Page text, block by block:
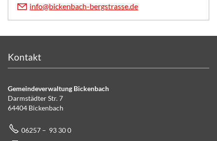
info@bickenbach-bergstrasse.de
Kontakt
Gemeindeverwaltung Bickenbach
Darmstädter Str. 7
64404 Bickenbach
06257 – 93 30 0